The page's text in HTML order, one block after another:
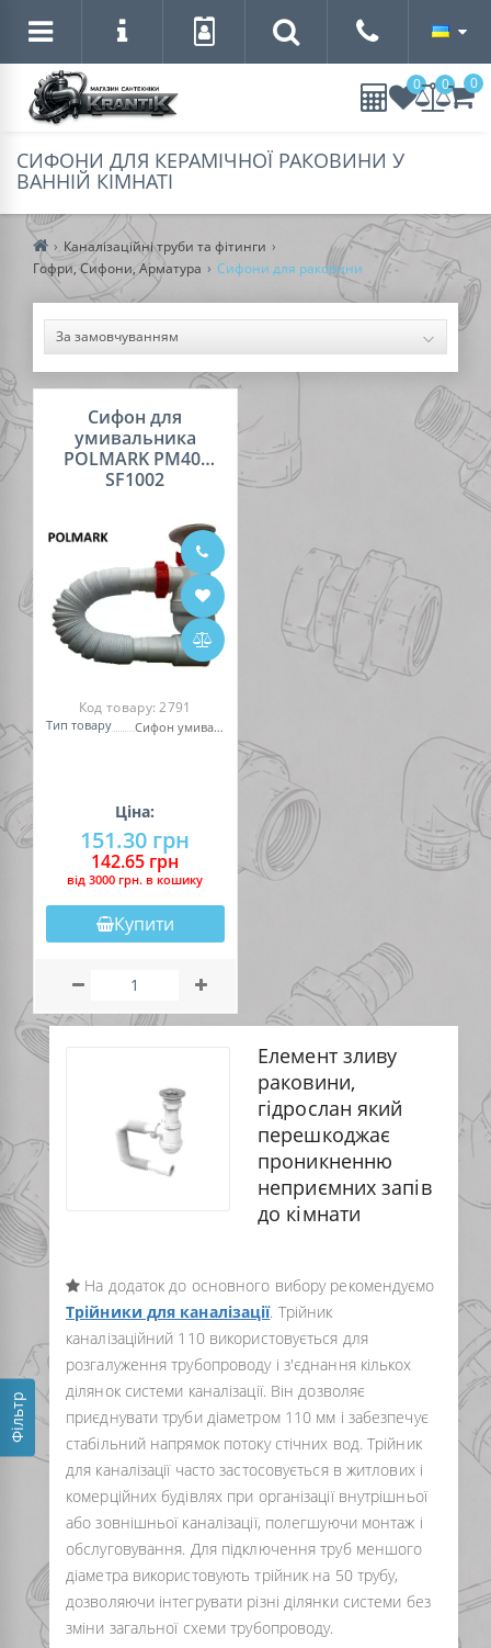
0 0 0
СИФОНИ ДЛЯ КЕРАМІЧНОЇ РАКОВИНИ У
ВАННІЙ КІМНАТІ
Каналізаційні труби та фітинги
Гофри, Сифони, Арматура
Сифони для раковини
Фільтр
Сифон для
умивальника
POLMARK PM40-
SF1002
Код товару:2791
Тип товару Сифон умивальника
Ціна:
151.30 грн
142.65 грн
вiд 3000 грн. в кошику
Купити
Елемент зливу
раковини,
гідрослан який
перешкоджає
проникненню
неприємних запів
до кімнати
На додаток до основного вибору рекомендуємо
Трійники для каналізації. Трійник
каналізаційний 110 використовується для
розгалуження трубопроводу і з'єднання кількох
ділянок системи каналізації. Він дозволяє
приєднувати труби діаметром 110 мм і забезпечує
стабільний напрямок потоку стічних вод. Трійник
для каналізації часто застосовується в житлових і
комерційних будівлях при організації внутрішньої
або зовнішньої каналізації, полегшуючи монтаж і
обслуговування. Для підключення труб меншого
діаметра використовують трійник на 50 трубу,
дозволяючи інтегрувати різні ділянки системи без
зміни загальної схеми трубопроводу.